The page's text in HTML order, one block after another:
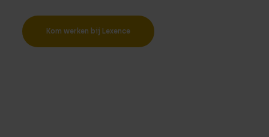
Kom werken bij Lexence